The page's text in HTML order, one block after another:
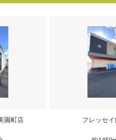
園町店 フレッセ